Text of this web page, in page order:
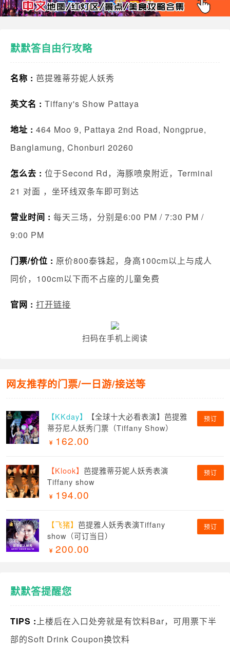
默默答自由行攻略
名称 : 芭提雅蒂芬妮人妖秀
英文名 : Tiffany's Show Pattaya
地址 : 464 Moo 9, Pattaya 2nd Road, Nongprue,
Banglamung, Chonburi 20260
怎么去 : 位于Second Rd，海豚喷泉附近，Terminal
21 对面 ，坐环线双条车即可到达
营业时间 : 每天三场，分别是6:00 PM / 7:30 PM /
9:00 PM
门票/价位 : 原价800泰铢起，身高100cm以上与成人
同价，100cm以下而不占座的儿童免费
官网 : 打开链接
扫码在手机上阅读
网友推荐的门票/一日游/接送等
【KKday】
【全球十大必看表演】芭提雅
蒂芬尼人妖秀门票（Tiffany Show）
162.00
预订
【Klook】 芭提雅蒂芬妮人妖秀表演
Tiffany show
194.00
预订
【飞猪】 芭提雅人妖秀表演Tiffany
show（可订当日）
200.00
预订
默默答提醒您
TIPS :上楼后在入口处旁就是有饮料Bar，可用票下半
部的Soft Drink Coupon换饮料